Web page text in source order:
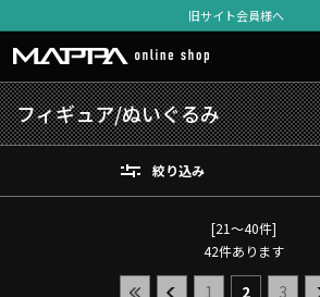
旧サイト会員様へ
フィギュア/ぬいぐるみ
絞り込み
[21～40件]
42件あります
1 2 3